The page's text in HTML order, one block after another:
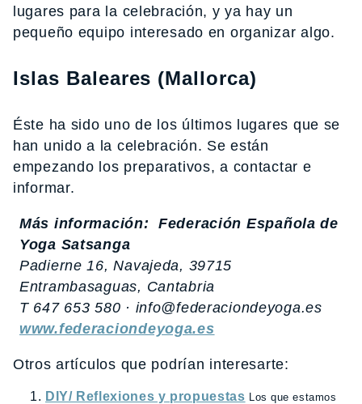
lugares para la celebración, y ya hay un
pequeño equipo interesado en organizar algo.
Islas Baleares (Mallorca)
Éste ha sido uno de los últimos lugares que se
han unido a la celebración. Se están
empezando los preparativos, a contactar e
informar.
Más información:
Federación Española de
Yoga Satsanga
Padierne 16, Navajeda, 39715
Entrambasaguas, Cantabria
T 647 653 580 · info@federaciondeyoga.es
www.federaciondeyoga.es
Otros artículos que podrían interesarte:
DIY/ Reflexiones y propuestas
Los que estamos